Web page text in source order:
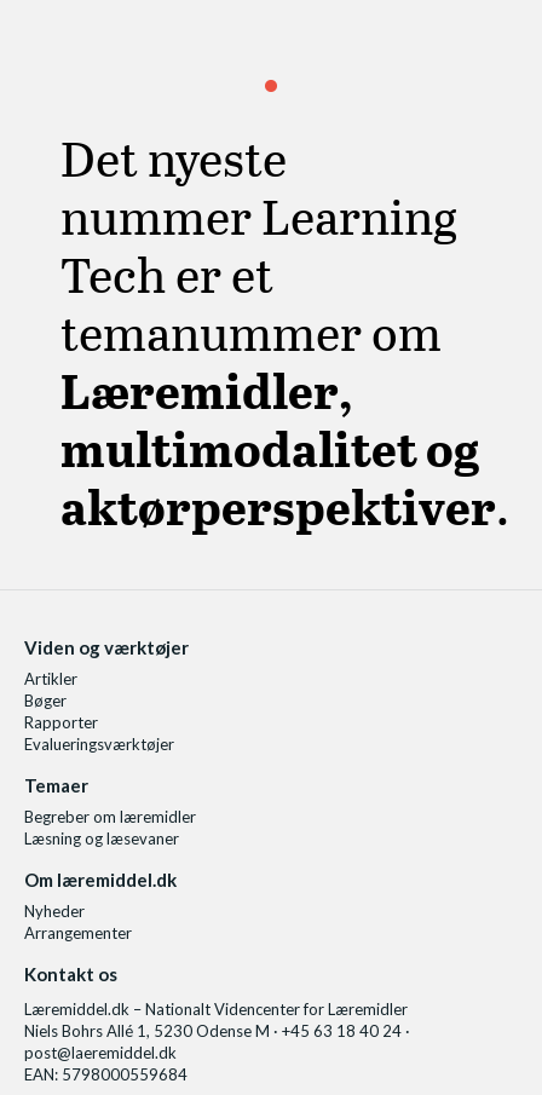
Det nyeste
nummer Learning
Tech er et
temanummer om
Læremidler,
multimodalitet og
aktørperspektiver.
Viden og værktøjer
Artikler
Bøger
Rapporter
Evalueringsværktøjer
Temaer
Begreber om læremidler
Læsning og læsevaner
Om læremiddel.dk
Nyheder
Arrangementer
Kontakt os
Læremiddel.dk – Nationalt Videncenter for Læremidler
Niels Bohrs Allé 1, 5230 Odense M · +45 63 18 40 24 ·
post@laeremiddel.dk
EAN: 5798000559684